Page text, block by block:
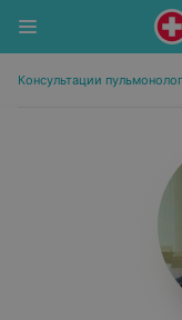
Консультации